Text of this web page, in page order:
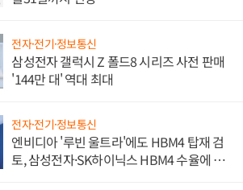
전자·전기·정보통신
삼성전자 갤럭시 Z 폴드8 시리즈 사전 판매
'144만 대' 역대 최대
전자·전기·정보통신
엔비디아 '루빈 울트라'에도 HBM4 탑재 검
토, 삼성전자·SK하이닉스 HBM4 수율에 주